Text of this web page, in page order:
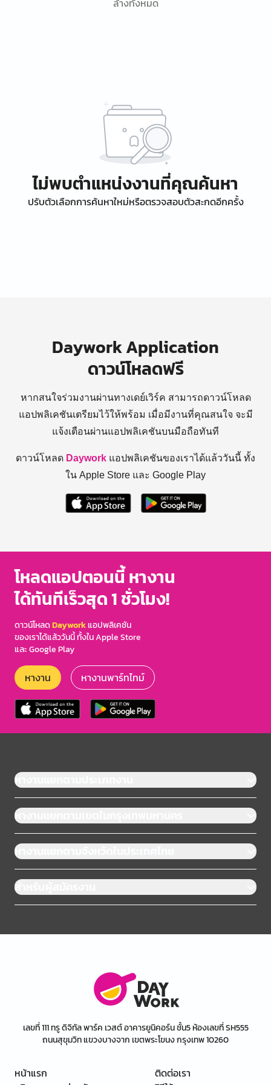
ล้างทั้งหมด
ไม่พบตำแหน่งงานที่คุณค้นหา
ปรับตัวเลือกการค้นหาใหม่หรือตรวจสอบตัวสะกดอีกครั้ง
Daywork Application
ดาวน์โหลดฟรี
หากสนใจร่วมงานผ่านทางเดย์เวิร์ค สามารถดาวน์โหลด
แอปพลิเคชันเตรียมไว้ให้พร้อม เมื่อมีงานที่คุณสนใจ จะมี
แจ้งเตือนผ่านแอปพลิเคชันบนมือถือทันที
ดาวน์โหลด Daywork แอปพลิเคชันของเราได้แล้ววันนี้ ทั้ง
ใน Apple Store และ Google Play
โหลดแอปตอนนี้ หางาน
ได้ทันทีเร็วสุด 1 ชั่วโมง!
ดาวน์โหลดDayworkแอปพลิเคชัน
ของเราได้แล้ววันนี้ ทั้งใน Apple Store
และ Google Play
หางาน หางานพาร์ทไทม์
หางานแยกตามประเภทงาน
หางานแยกตามเขตในกรุงเทพมหานคร
หางานแยกตามจังหวัดในประเทศไทย
สำหรับผู้สมัครงาน
เลขที่ 111 ทรู ดิจิทัล พาร์ค เวสต์ อาคารยูนิคอร์น ชั้น5 ห้องเลขที่ SH555
ถนนสุขุมวิท แขวงบางจาก เขตพระโขนง กรุงเทพ 10260
หน้าแรก
ติดต่อเรา